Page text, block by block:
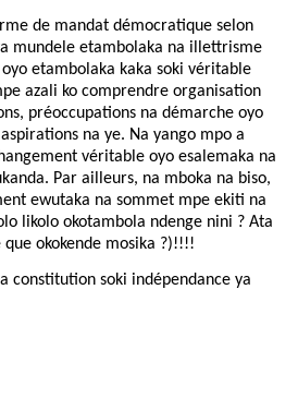
de mandat démocratique selon
mundele etambolaka na illettrisme
etambolaka kaka soki véritable
azali ko comprendre organisation
préoccupations na démarche oyo
na ye. Na yango mpo a
véritable oyo esalemaka na
Par ailleurs, na mboka na biso,
ewutaka na sommet mpe ekiti na
likolo okotambola ndenge nini ? Ata
okokende mosika ?)!!!!
constitution soki indépendance ya